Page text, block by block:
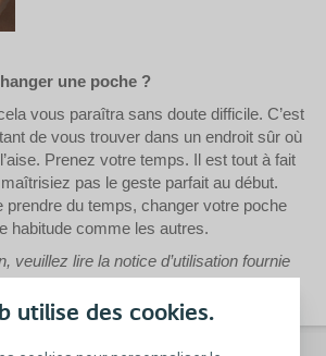
utilise des cookies.
une poche ?
vous paraîtra sans doute difficile. C’est
de vous trouver dans un endroit sûr où
Prenez votre temps. Il est tout à fait
pas le geste parfait au début.
prendre du temps, changer votre poche
habitude comme les autres.
veuillez lire la notice d’utilisation fournie